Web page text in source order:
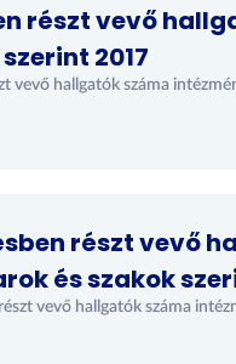
részt vevő
2017
vevő hallgatók száma
részt vevő
és szakok
vevő hallgatók száma